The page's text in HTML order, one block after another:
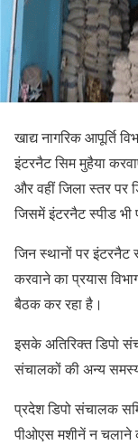
खाद्य नागरिक आपूर्ति
इंटरनैट सिम मुहैया
और वहीं जिला स्तर पर
जिसमें इंटरनैट स्पीड
जिन स्थानों पर इंटरनैट
करवाने का प्रयास
बैठक कर रहा है।
इसके अतिरिक्त डिपो
संचालकों की अन्य
प्रदेश डिपो संचालक
पीओएस मशीनें न चलाने